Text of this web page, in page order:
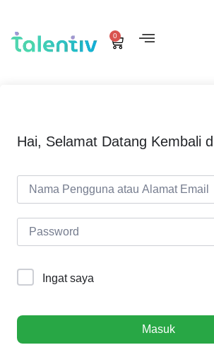
0
Hai, Selamat Datang Kembali
Ingat saya
Masuk